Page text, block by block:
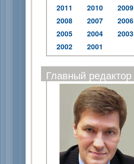
2011
2010
2009
2008
2007
2006
2005
2004
2003
2002
2001
Главный редактор